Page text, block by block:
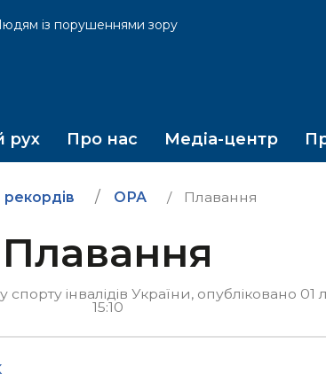
із порушеннями зору
рух Про нас Медіа-центр
рекордів ОРА Плавання
Плавання
інвалідів України, опубліковано 01
15:10